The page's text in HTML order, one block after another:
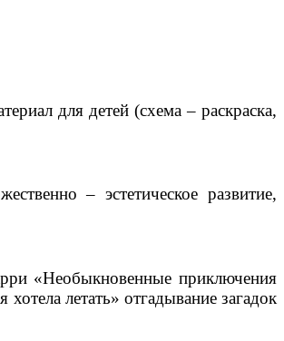
для детей (схема – раскраска,
– эстетическое развитие,
«Необыкновенные приключения
летать» отгадывание загадок